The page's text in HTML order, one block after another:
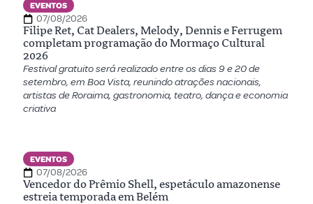
EVENTOS
07/08/2026
Filipe Ret, Cat Dealers, Melody, Dennis e Ferrugem
completam programação do Mormaço Cultural
2026
Festival gratuito será realizado entre os dias 9 e 20 de
setembro, em Boa Vista, reunindo atrações nacionais,
artistas de Roraima, gastronomia, teatro, dança e economia
criativa
EVENTOS
07/08/2026
Vencedor do Prêmio Shell, espetáculo amazonense
estreia temporada em Belém